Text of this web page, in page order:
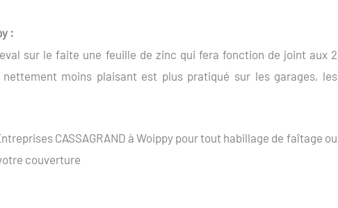
:
sur le faite une feuille de zinc qui fera fonction de joint aux 2
moins plaisant est plus pratiqué sur les garages, les
CASSAGRAND à Woippy pour tout habillage de faîtage ou
couverture